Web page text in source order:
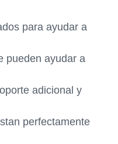
para ayudar a
pueden ayudar a
adicional y
perfectamente